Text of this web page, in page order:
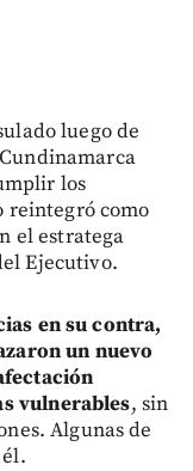
luego de
los
reintegró como
el estratega
Ejecutivo.
en su contra,
un nuevo
vulnerables, sin
Algunas de